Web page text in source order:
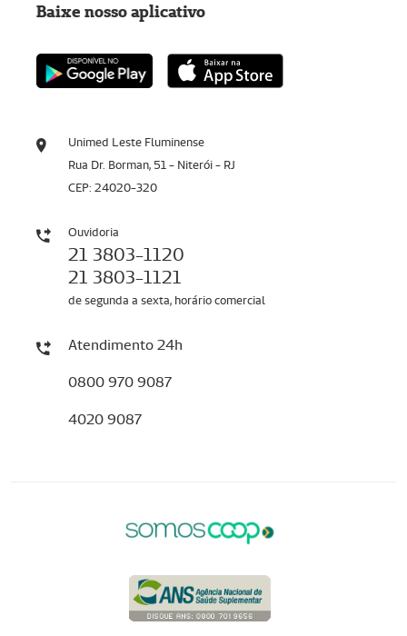
Unimed Leste Fluminense
Rua Dr. Borman, 51 - Niterói - RJ
CEP: 24020-320
Ouvidoria
21 3803-1120
21 3803-1121
de segunda a sexta, horário comercial
Atendimento 24h
0800 970 9087
4020 9087
Baixe nosso aplicativo